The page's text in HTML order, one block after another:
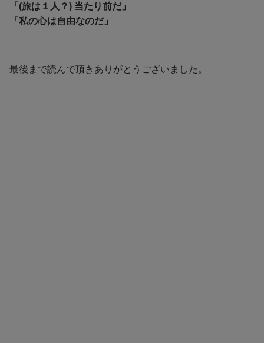
「(旅は１人？) 当たり前だ」
「私の心は自由なのだ」
最後まで読んで頂きありがとうございました。